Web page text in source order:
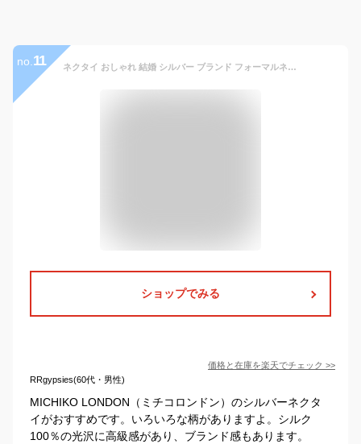
no. 11 ネクタイ おしゃれ 結婚 シルバー ブランド フォーマルネクタイ MICHIKO LONDON ミチコロンドン 披露宴 冠婚葬祭 ギフト プレゼント 入学式 卒業式 就職祝い 成人式 誕生日 昇進祝い【あす楽対応_関東】
ショップでみる
価格と在庫を楽天でチェック >>
RRgypsies(60代・男性)
MICHIKO LONDON（ミチコロンドン）のシルバーネクタ
イがおすすめです。いろいろな柄がありますよ。シルク
100％の光沢に高級感があり、ブランド感もあります。